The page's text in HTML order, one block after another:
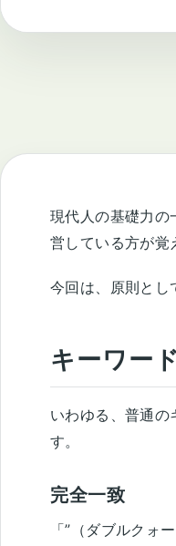
現代人の基礎力
営している方が覚
今回は、原則とし
キーワード
いわゆる、普通の
す。
完全一致
「”（ダブルクォ